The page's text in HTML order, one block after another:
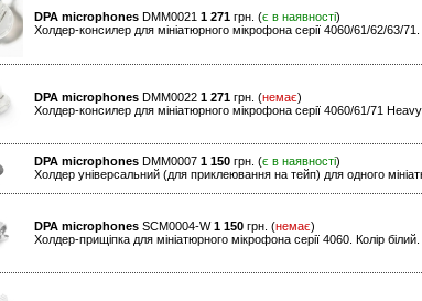
DPA microphones DMM0021 1 271 грн. (є в наявності)
Холдер-консилер для мініатюрного мікрофона серії 4060/61/62/63/71.
DPA microphones DMM0022 1 271 грн. (немає)
Холдер-консилер для мініатюрного мікрофона серії 4060/61/71
DPA microphones DMM0007 1 150 грн. (є в наявності)
Холдер універсальний (для приклеювання на тейп) для одного
DPA microphones SCM0004-W1 150 грн. (немає)
Холдер-прищіпка для мініатюрного мікрофона серії 4060. Колір білий.